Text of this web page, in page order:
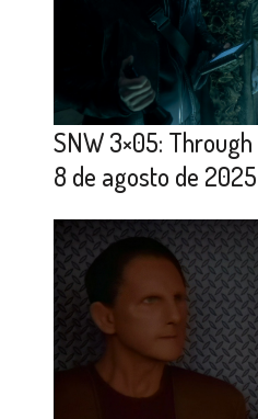
SNW 3×05:
8 de agosto de 2025